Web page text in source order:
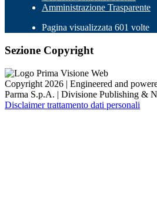
Amministrazione Trasparente
Pagina visualizzata 601 volte
Sezione Copyright
Copyright 2026 | Engineered and
Parma S.p.A. | Divisione Publishing &
Disclaimer trattamento dati personali